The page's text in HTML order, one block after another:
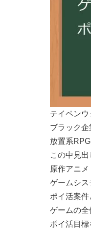
テイペンウ
ブラック企
放置系
この中見出
原作アニメ
ゲームシス
ポイ活案件
ゲームの全
ポイ活目標